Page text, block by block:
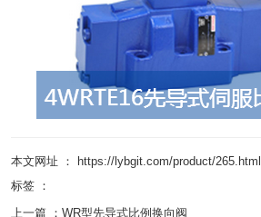
本文网址 ： https://lybgit.com/product/265.html
标签 ：
上一篇 ： WR型先导式比例换向阀